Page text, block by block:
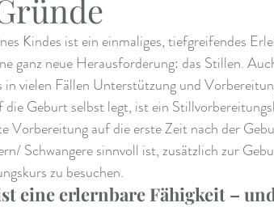
Kindes ist ein einmaliges, tiefgreifendes
ganz neue Herausforderung: das Stillen.
in vielen Fällen Unterstützung und
die Geburt selbst legt, ist ein
Vorbereitung auf die erste Zeit nach der
Schwangere sinnvoll ist, zusätzlich zur
zu besuchen.
eine erlernbare Fähigkeit –